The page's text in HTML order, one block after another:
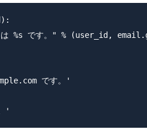
%s です。" % (user_id,
です。'